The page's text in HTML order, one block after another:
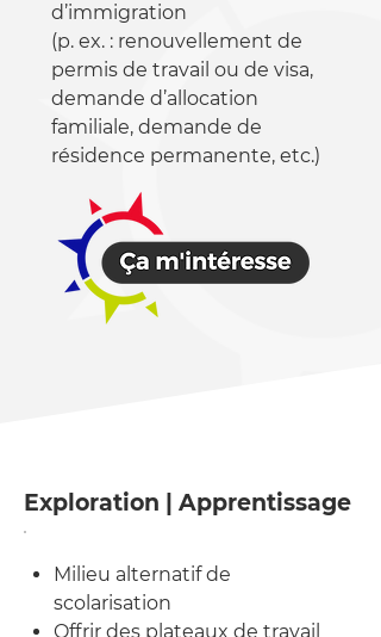
Exploration | Apprentissage
Milieu alternatif de
scolarisation
Offrir des plateaux de travail
d’immigration
(p. ex. : renouvellement de
permis de travail ou de visa,
demande d’allocation
familiale, demande de
résidence permanente, etc.)